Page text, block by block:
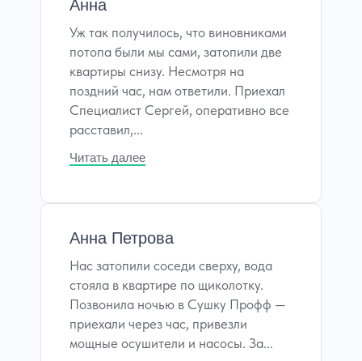
Анна
Уж так получилось, что виновниками
потопа были мы сами, затопили две
квартиры снизу. Несмотря на
поздний час, нам ответили. Приехал
Специалист Сергей, оперативно все
расставил,...
Читать далее
Анна Петрова
Нас затопили соседи сверху, вода
стояла в квартире по щиколотку.
Позвонила ночью в Сушку Профф —
приехали через час, привезли
мощные осушители и насосы. За...